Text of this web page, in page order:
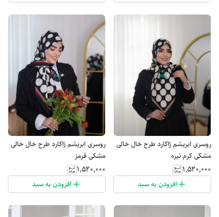
روسری ابریشم ژاکارد طرح خال خالی
مشکی کرم تیره
۱٬۵۲۰٬۰۰۰
افزودن به سبد
روسری ابریشم ژاکارد طرح خال خالی
مشکی قرمز
۱٬۵۲۰٬۰۰۰
افزودن به سبد